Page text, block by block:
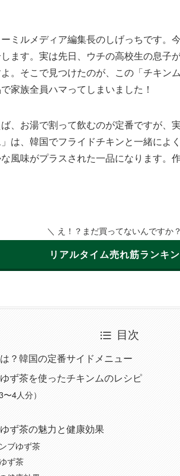
ミルメディア編集長のしげっちです。
ます。実は先日、ウチの高校生の息子
。そこで見つけたのが、この「チキン
家族全員ハマってしまいました！
、お湯で割って飲むのが定番ですが、
は、韓国でフライドチキンと一緒によ
風味がプラスされた一品になります。
＼ え！？まだ買ってないんですか
リアルタイム売れ筋ランキ
目次
？韓国の定番サイドメニュー
ず茶を使ったチキンムのレシピ
4人分）
ず茶の魅力と健康効果
ブゆず茶
ず茶